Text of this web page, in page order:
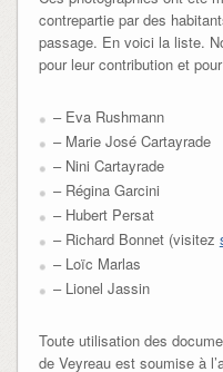
contrepartie par des
passage. En voici la liste.
pour leur contribution et
– Eva Rushmann
– Marie José Cartayrade
– Nini Cartayrade
– Régina Garcini
– Hubert Persat
– Richard Bonnet (visitez
– Loïc Marlas
– Lionel Jassin
Toute utilisation des
de Veyreau est soumise à